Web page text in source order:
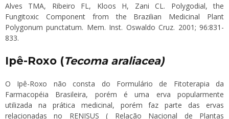
Alves TMA, Ribeiro FL, Kloos H, Zani CL. Polygodial, the
Fungitoxic Component from the Brazilian Medicinal Plant
Polygonum punctatum. Mem. Inst. Oswaldo Cruz. 2001; 96:831-
833.
Ipê-Roxo (Tecoma araliacea)
O Ipê-Roxo não consta do Formulário de Fitoterapia da
Farmacopéia Brasileira, porém é uma erva popularmente
utilizada na prática medicinal, porém faz parte das ervas
relacionadas no RENISUS ( Relação Nacional de Plantas